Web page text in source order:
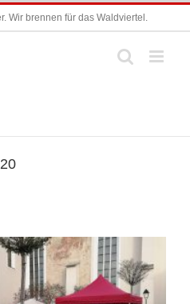
Wir brennen für das Waldviertel.